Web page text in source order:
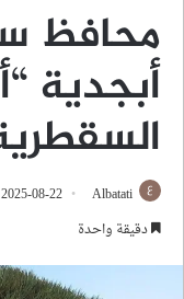
محافظ
أبجدية
Albatati
2025-08-22
دقيقة واحدة